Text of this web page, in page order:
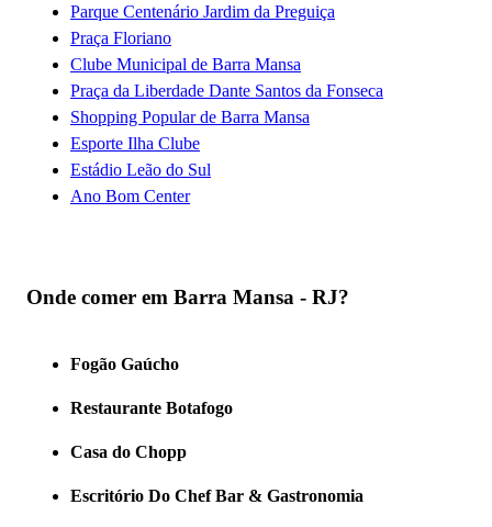
Parque Centenário Jardim da Preguiça
Praça Floriano
Clube Municipal de Barra Mansa
Praça da Liberdade Dante Santos da Fonseca
Shopping Popular de Barra Mansa
Esporte Ilha Clube
Estádio Leão do Sul
Ano Bom Center
Onde comer em Barra Mansa - RJ?
Fogão Gaúcho
Restaurante Botafogo
Casa do Chopp
Escritório Do Chef Bar & Gastronomia